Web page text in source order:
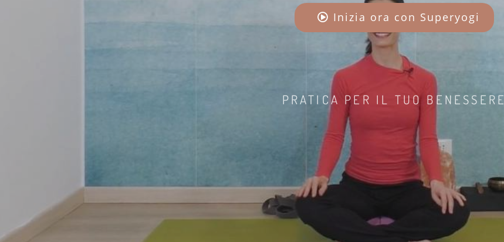
Inizia ora con Superyogi
PRATICA PER IL TUO BENESSERE